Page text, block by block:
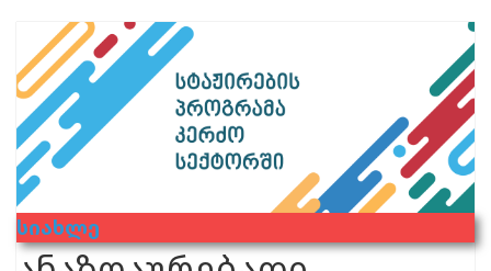
Სიახლე